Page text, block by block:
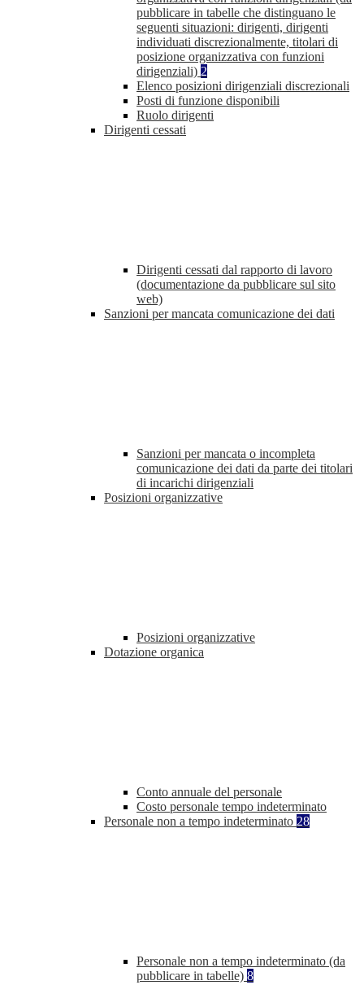
pubblicare in tabelle che distinguano le
seguenti situazioni: dirigenti, dirigenti
individuati discrezionalmente, titolari di
posizione organizzativa con funzioni
dirigenziali) 2
Elenco posizioni dirigenziali discrezionali
Posti di funzione disponibili
Ruolo dirigenti
Dirigenti cessati
Dirigenti cessati dal rapporto di lavoro
(documentazione da pubblicare sul sito
web)
Sanzioni per mancata comunicazione dei dati
Sanzioni per mancata o incompleta
comunicazione dei dati da parte dei titolari
di incarichi dirigenziali
Posizioni organizzative
Posizioni organizzative
Dotazione organica
Conto annuale del personale
Costo personale tempo indeterminato
Personale non a tempo indeterminato 28
Personale non a tempo indeterminato (da
pubblicare in tabelle) 8